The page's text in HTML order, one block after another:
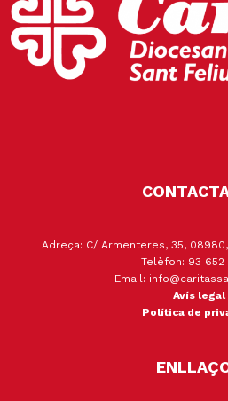
Adreça: C/ Armenteres, 35,
Telèfon: 93 652
Email:
Avís legal
Política de